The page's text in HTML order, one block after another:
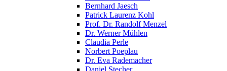
Bernhard Jaesch
Patrick Laurenz Kohl
Prof. Dr. Randolf Menzel
Dr. Werner Mühlen
Claudia Perle
Norbert Poeplau
Dr. Eva Rademacher
Daniel Stecher